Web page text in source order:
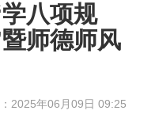
八项规
师德师风
2025年06月09日 09:25